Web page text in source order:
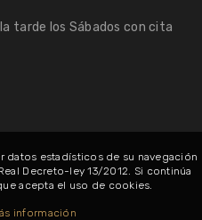
tarde los Sábados con cita
datos estadísticos de su navegación
Decreto-ley 13/2012. Si continúa
acepta el uso de cookies.
información